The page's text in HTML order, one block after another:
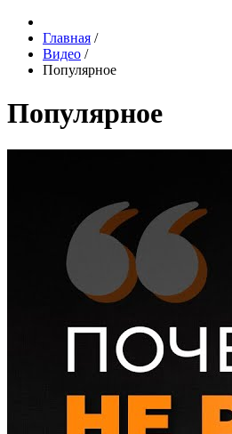
Главная /
Видео /
Популярное
Популярное